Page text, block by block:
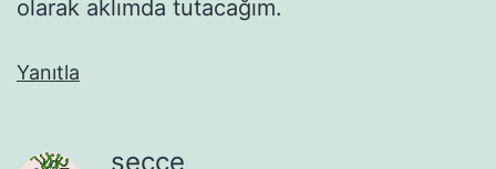
olarak aklımda tutacağım.
Yanıtla
secce